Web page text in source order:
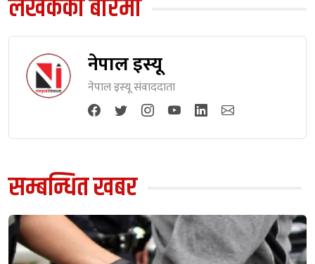
लेखकको बारेमा
नेपाल इस्यू
नेपाल इस्यू संवाददाता
सम्बन्धित खबर